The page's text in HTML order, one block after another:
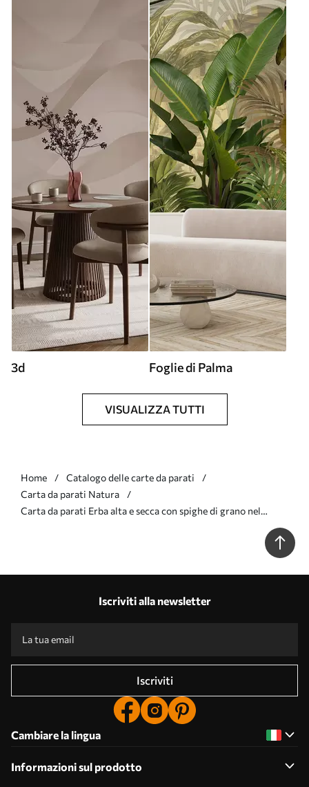
3d Foglie di Palma
VISUALIZZA TUTTI
Home
Catalogo delle carte da parati
Carta da parati Natura
Carta da parati Erba alta e secca con spighe di grano nel
Iscriviti alla newsletter
Iscriviti
Cambiare la lingua
Informazioni sul prodotto